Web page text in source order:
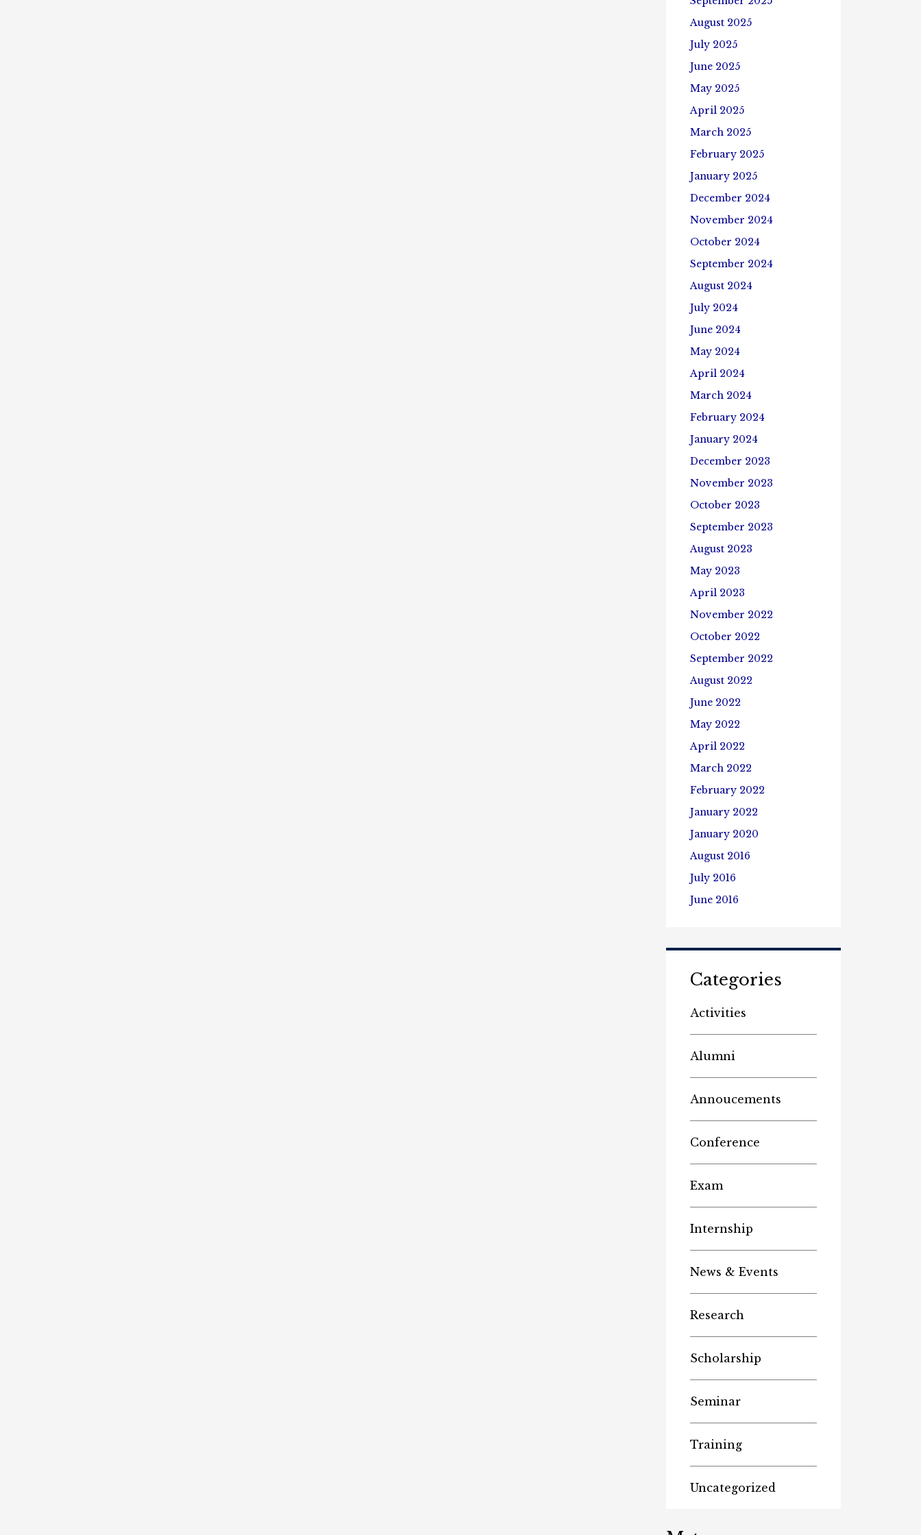
August 2025
July 2025
June 2025
May 2025
April 2025
March 2025
February 2025
January 2025
December 2024
November 2024
October 2024
September 2024
August 2024
July 2024
June 2024
May 2024
April 2024
March 2024
February 2024
January 2024
December 2023
November 2023
October 2023
September 2023
August 2023
May 2023
April 2023
November 2022
October 2022
September 2022
August 2022
June 2022
May 2022
April 2022
March 2022
February 2022
January 2022
January 2020
August 2016
July 2016
June 2016
Categories
Activities
Alumni
Annoucements
Conference
Exam
Internship
News & Events
Research
Scholarship
Seminar
Training
Uncategorized